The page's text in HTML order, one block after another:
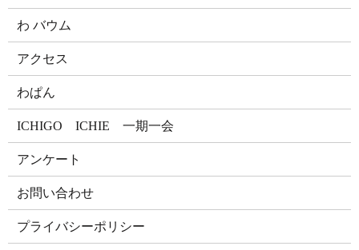
わ バウム
アクセス
わぱん
ICHIGO ICHIE 一期一会
アンケート
お問い合わせ
プライバシーポリシー